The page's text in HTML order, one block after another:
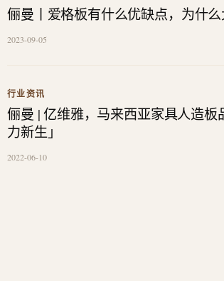
俪曼丨爱格板有什么优缺点，为什
2023-09-05
行业资讯
俪曼 | 亿维雅，马来西亚家具人造板
力新生」
2022-06-10